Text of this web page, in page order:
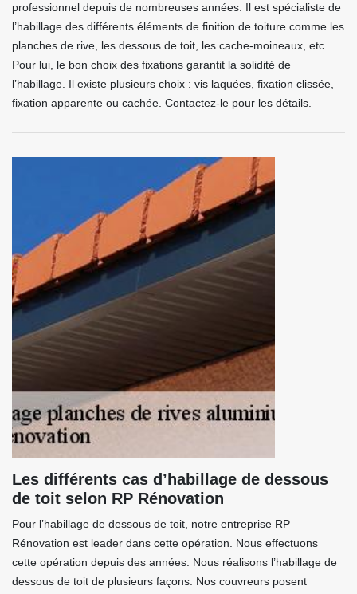
professionnel depuis de nombreuses années. Il est spécialiste de
l’habillage des différents éléments de finition de toiture comme les
planches de rive, les dessous de toit, les cache-moineaux, etc.
Pour lui, le bon choix des fixations garantit la solidité de
l’habillage. Il existe plusieurs choix : vis laquées, fixation clissée,
fixation apparente ou cachée. Contactez-le pour les détails.
Les différents cas d’habillage de dessous
de toit selon RP Rénovation
Pour l’habillage de dessous de toit, notre entreprise RP
Rénovation est leader dans cette opération. Nous effectuons
cette opération depuis des années. Nous réalisons l’habillage de
dessous de toit de plusieurs façons. Nos couvreurs posent